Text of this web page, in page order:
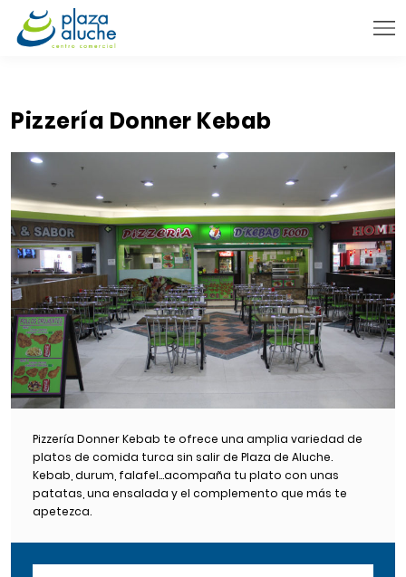
VENTA TELEFÓNICA
NOVEDADES
BLOG
CONTACTO
Pizzería Donner Kebab
Pizzería Donner Kebab te ofrece una amplia variedad de
platos de comida turca sin salir de Plaza de Aluche.
Kebab, durum, falafel…acompaña tu plato con unas
patatas, una ensalada y el complemento que más te
apetezca.